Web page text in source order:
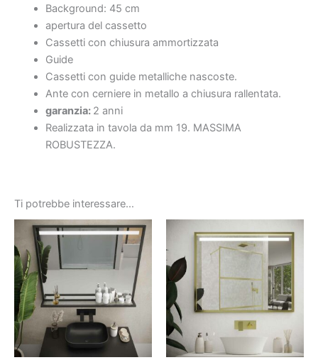
Background: 45 cm
apertura del cassetto
Cassetti con chiusura ammortizzata
Guide
Cassetti con guide metalliche nascoste.
Ante con cerniere in metallo a chiusura rallentata.
garanzia: 2 anni
Realizzata in tavola da mm 19. MASSIMA
ROBUSTEZZA.
Ti potrebbe interessare…